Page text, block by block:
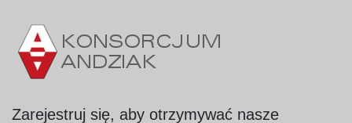
Zarejestruj się, aby otrzymywać nasze